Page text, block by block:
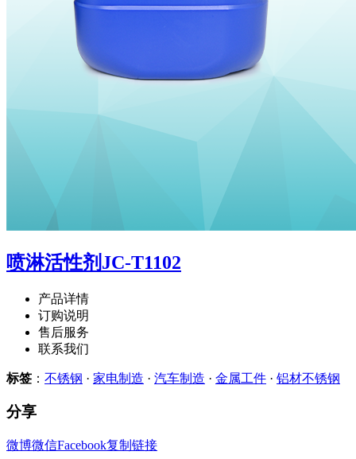
喷淋活性剂JC-T1102
产品详情
订购说明
售后服务
联系我们
标签 ： 不锈钢 · 家电制造 · 汽车制造 · 金属工件 · 铝材不锈钢
分享
微博微信Facebook复制链接